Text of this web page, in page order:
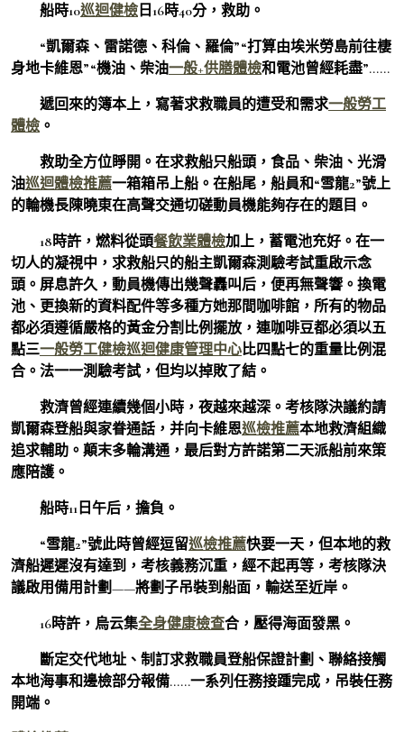
船時10巡迴健檢 日16時40分，救助。
“凱爾森、雷諾德、科倫、羅倫”“打算由埃米勞島前往棲
身地卡維恩”“機油、柴油一般+供膳體檢和電池曾經耗盡”……
遞回來的簿本上，寫著求救職員的遭受和需求一般勞工
體檢 。
救助全方位睜開。在求救船只船頭，食品、柴油、光滑
油巡迴體檢推薦一箱箱吊上船。在船尾，船員和“雪龍2”號上
的輪機長陳曉東在高聲交通切磋動員機能夠存在的題目。
18時許，燃料從頭餐飲業體檢加上，蓄電池充好。在一
切人的凝視中，求救船只的船主凱爾森測驗考試重啟示念
頭。屏息許久，動員機傳出幾聲轟叫后，便再無聲響。換電
池、更換新的資料配件等多種方她那間咖啡館，所有的物品
都必須遵循嚴格的黃金分割比例擺放，連咖啡豆都必須以五
點三一般勞工健檢巡迴健康管理中心比四點七的重量比例混
合。法一一測驗考試，但均以掉敗了結。
救濟曾經連續幾個小時，夜越來越深。考核隊決議約請
凱爾森登船與家眷通話，并向卡維恩巡檢推薦本地救濟組織
追求輔助。顛末多輪溝通，最后對方許諾第二天派船前來策
應陪護。
船時11日午后，擔負。
“雪龍2”號此時曾經逗留巡檢推薦快要一天，但本地的救
濟船遲遲沒有達到，考核義務沉重，經不起再等，考核隊決
議啟用備用計劃——將劃子吊裝到船面，輸送至近岸。
16時許，烏云集全身健康檢查合，壓得海面發黑。
斷定交代地址、制訂求救職員登船保證計劃、聯絡接觸
本地海事和邊檢部分報備……一系列任務接踵完成，吊裝任務
開端。